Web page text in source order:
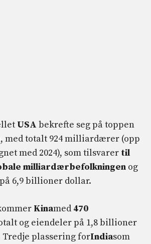
USA bekrefte seg på toppen
med totalt 924 milliardærer (opp
med 2024), som tilsvarer til
milliardærbefolkningen og
6,9 billioner dollar.
Kinamed 470
og eiendeler på 1,8 billioner
Tredje plassering forIndiasom